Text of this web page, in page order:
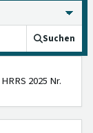
Suchen
2025 Nr.